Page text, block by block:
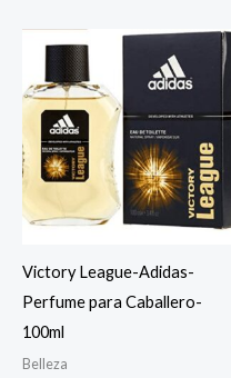
Victory League-Adidas-
Perfume para Caballero-
100ml
Belleza